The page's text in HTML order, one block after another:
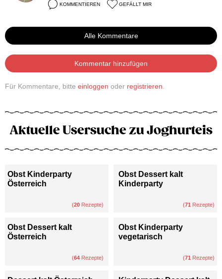
KOMMENTIEREN GEFÄLLT MIR
Alle Kommentare
Kommentar hinzufügen
Für Kommentare, bitte einloggen oder registrieren
Aktuelle Usersuche zu Joghurteis
Obst Kinderparty
Österreich
(20 Rezepte)
Obst Dessert kalt
Kinderparty
(71 Rezepte)
Obst Dessert kalt
Österreich
(64 Rezepte)
Obst Kinderparty
vegetarisch
(71 Rezepte)